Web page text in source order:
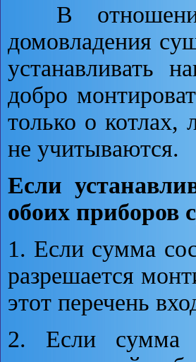
В отношении
домовладения
устанавливать
добро
только о котлах,
не учитываются.
Если
обоих приборов
1. Если сумма
разрешается
этот перечень
2. Если сумма